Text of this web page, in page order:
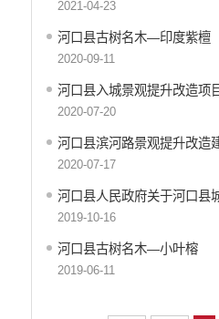
医疗卫生
政府网站工作年度报表
统计信息
公共文化服务
社会救助
涉农补贴
应急预案
安全生产
2021-04-23
河口县古树名木—印度紫檀
2020-09-11
河口县入城景观提升改造项
2020-07-20
河口县滨河路景观提升改造
2020-07-17
河口县人民政府关于河口县
2019-10-16
河口县古树名木—小叶榕
2019-06-11